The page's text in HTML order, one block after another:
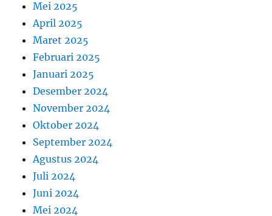
Mei 2025
April 2025
Maret 2025
Februari 2025
Januari 2025
Desember 2024
November 2024
Oktober 2024
September 2024
Agustus 2024
Juli 2024
Juni 2024
Mei 2024